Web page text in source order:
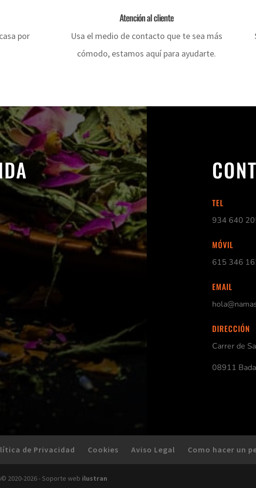
por
Atención al cliente
Usa el medio de contacto que te sea más
cómodo, estamos aquí para ayudarte.
TEL
934 640
MÓVIL
615 346
EMAIL
DIRECCIÓN
Carrer de
08911
de Privacidad Cookies Aviso Legal Como hacer un
2020-2026 - Soporte web ilustran